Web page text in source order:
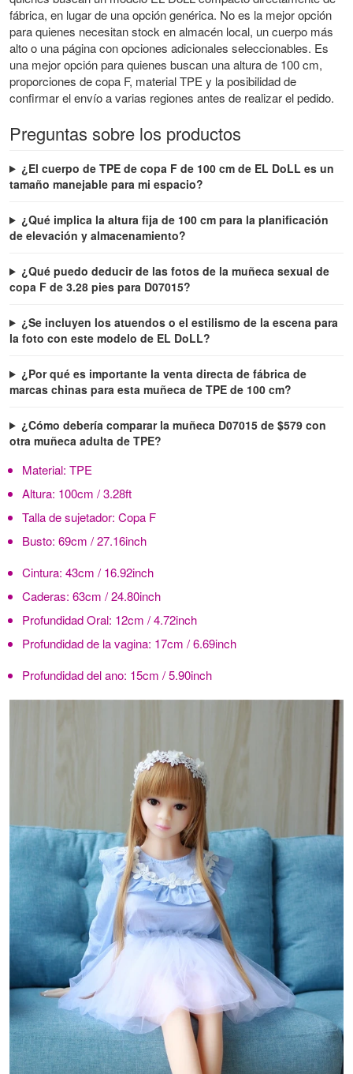
fábrica, en lugar de una opción genérica. No es la mejor opción
para quienes necesitan stock en almacén local, un cuerpo más
alto o una página con opciones adicionales seleccionables. Es
una mejor opción para quienes buscan una altura de 100 cm,
proporciones de copa F, material TPE y la posibilidad de
confirmar el envío a varias regiones antes de realizar el pedido.
Preguntas sobre los productos
¿El cuerpo de TPE de copa F de 100 cm de EL DoLL es un
tamaño manejable para mi espacio?
¿Qué implica la altura fija de 100 cm para la planificación
de elevación y almacenamiento?
¿Qué puedo deducir de las fotos de la muñeca sexual de
copa F de 3.28 pies para D07015?
¿Se incluyen los atuendos o el estilismo de la escena para
la foto con este modelo de EL DoLL?
¿Por qué es importante la venta directa de fábrica de
marcas chinas para esta muñeca de TPE de 100 cm?
¿Cómo debería comparar la muñeca D07015 de $579 con
otra muñeca adulta de TPE?
Material: TPE
Altura: 100cm / 3.28ft
Talla de sujetador: Copa F
Busto: 69cm / 27.16inch
Cintura: 43cm / 16.92inch
Caderas: 63cm / 24.80inch
Profundidad Oral: 12cm / 4.72inch
Profundidad de la vagina: 17cm / 6.69inch
Profundidad del ano: 15cm / 5.90inch